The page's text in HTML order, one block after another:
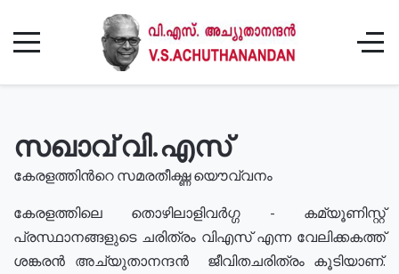
സഖാവ് വി.എസ്
കേരളത്തിൻറെ സമരതീക്ഷ്ണ യൌവ്വനം
കേരളത്തിലെ തൊഴിലാളിവർഗ്ഗ - കമ്യൂണിസ്റ്റ്
പ്രസ്ഥാനങ്ങളുടെ ചരിത്രം വിഎസ് എന്ന വേലിക്കകത്ത്
ശങ്കരൻ അച്യുതാനന്ദൻ ജീവിതചരിത്രം കൂടിയാണ്.